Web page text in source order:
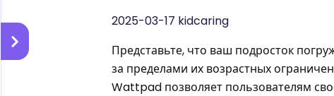
2025-03-17 kidcaring
Представьте, что ваш подросток
за пределами их возрастных
Wattpad позволяет пользователям